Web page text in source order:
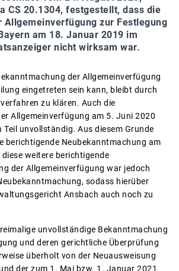
CS 20.1304, festgestellt, dass die
Allgemeinverfügung zur Festlegung
am 18. Januar 2019 im
nicht wirksam war.
der Allgemeinverfügung
eingetreten sein kann, bleibt durch
zu klären. Auch die
Allgemeinverfügung am 5. Juni 2020
Teil unvollständig. Aus diesem Grunde
berichtigende Neubekanntmachung am
weitere berichtigende
der Allgemeinverfügung war jedoch
sodass hierüber
Ansbach auch noch zu
unvollständige Bekanntmachung
und deren gerichtliche Überprüfung
überholt von der Neuausweisung
der zum 1. Mai bzw. 1. Januar 2021